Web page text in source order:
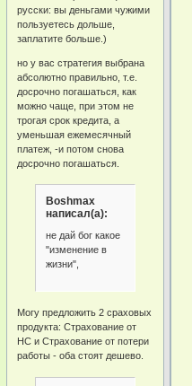
русски: вы деньгами чужими
пользуетесь дольше,
заплатите больше.)
но у вас стратегия выбрана
абсолютно правильно, т.е.
досрочно погашаться, как
можно чаще, при этом не
трогая срок кредита, а
уменьшая ежемесячный
платеж, -и потом снова
досрочно погашаться.
Boshmax
написал(а):
не дай бог какое
"изменение в
жизни",
Могу предложить 2 сраховых
продукта: Страхование от
НС и Страхование от потери
работы - оба стоят дешево.